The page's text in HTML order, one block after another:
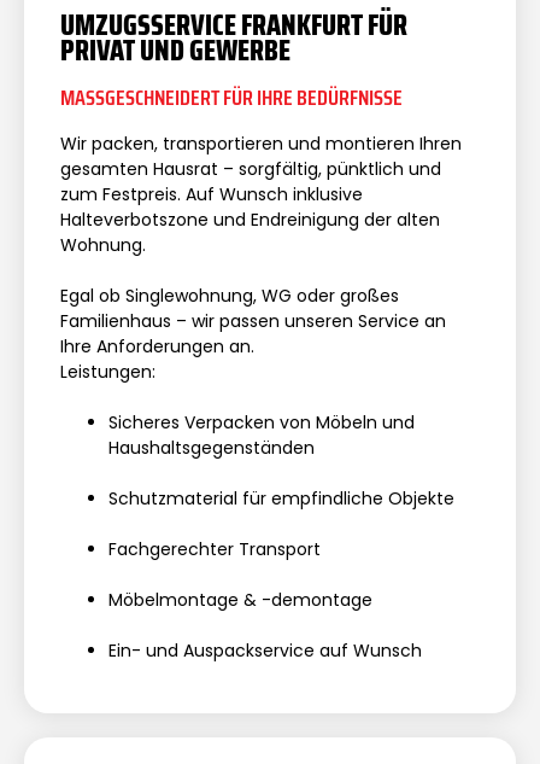
UMZUGSSERVICE FRANKFURT FÜR
PRIVAT UND GEWERBE
MASSGESCHNEIDERT FÜR IHRE BEDÜRFNISSE
Wir packen, transportieren und montieren Ihren
gesamten Hausrat – sorgfältig, pünktlich und
zum Festpreis. Auf Wunsch inklusive
Halteverbotszone und Endreinigung der alten
Wohnung.
Egal ob Singlewohnung, WG oder großes
Familienhaus – wir passen unseren Service an
Ihre Anforderungen an.
Leistungen:
Sicheres Verpacken von Möbeln und
Haushaltsgegenständen
Schutzmaterial für empfindliche Objekte
Fachgerechter Transport
Möbelmontage & -demontage
Ein- und Auspackservice auf Wunsch